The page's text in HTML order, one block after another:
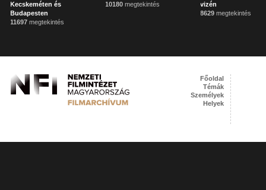
Kecskeméten és
Budapesten
11697 megtekintés
10180 megtekintés
vizén
8629 megtekintés
Főoldal
Témák
Személyek
Helyek